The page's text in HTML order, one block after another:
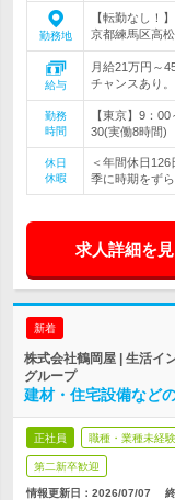
勤務地
【転勤なし！
京都練馬区高
給与
月給21万円～
チャンスあり
勤務
時間
【東京】9：
30(実働8時間)
休日
休暇
＜年間休日
季に時期をず
求人詳細を
新着
株式会社鶴岡屋 | 生活イ
グループ
建材・住宅設備など
正社員 職種・業種未経
第二新卒歓迎
情報更新日：2026/07/07